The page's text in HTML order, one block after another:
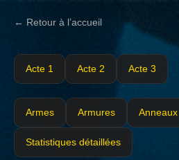
← Retour à l’accueil
Acte 1 Acte 2 Acte 3
Armes Armures Anneaux
Statistiques détaillées